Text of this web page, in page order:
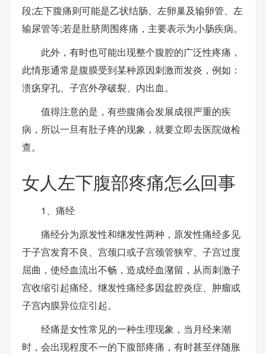
段;左下腹痛则可能是乙状结肠、左卵巢及输卵管、左
输尿管等;若是肚脐周围疼痛，主要表示为小肠疾病。
此外，有时也可能出现整个腹腔的广泛性疼痛，
此情形通常是腹膜受到某种原因刺激而发炎，例如：
溃疡穿孔、子宫外孕破裂、内出血。
值得注意的是，有些腹痛会发展成很严重的疾
病，所以一旦有肚子疼的现象，就要立即去医院做检
查。
女人左下腹部疼痛怎么回事
1、痛经
痛经分为原发性和继发性两种，原发性痛经多见
于子宫发育不良、宫颈口或子宫颈管狭窄、子宫过度
屈曲，使经血流出不畅，造成经血潴留，从而刺激子
宫收缩引起痛经。继发性痛经多因盆腔炎症、肿瘤或
子宫内膜异位症引起。
经痛是女性常见的一种生理现象，当月经来潮
时，会出现程度不一的下腹部疼痛，有时甚至伴随胀